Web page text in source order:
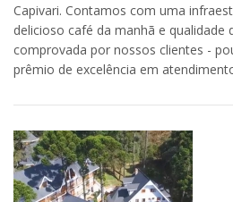
Capivari. Contamos com uma
delicioso café da manhã e qualidade
comprovada por nossos clientes -
prêmio de excelência em